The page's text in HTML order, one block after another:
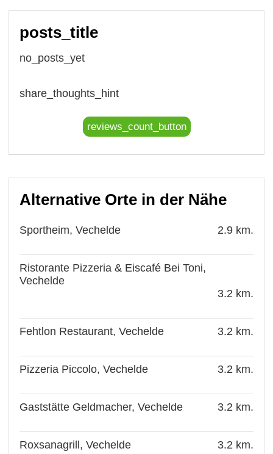
posts_title
no_posts_yet
share_thoughts_hint
reviews_count_button
Alternative Orte in der Nähe
Sportheim, Vechelde 2.9 km.
Ristorante Pizzeria & Eiscafé Bei Toni,
Vechelde
3.2 km.
Fehtlon Restaurant, Vechelde 3.2 km.
Pizzeria Piccolo, Vechelde 3.2 km.
Gaststätte Geldmacher, Vechelde 3.2 km.
Roxsanagrill, Vechelde 3.2 km.